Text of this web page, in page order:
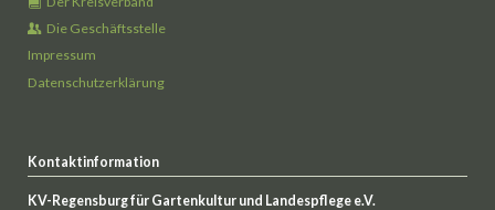
Die Geschäftsstelle
Impressum
Datenschutzerklärung
Kontaktinformation
KV-Regensburg für Gartenkultur und Landespflege e.V.